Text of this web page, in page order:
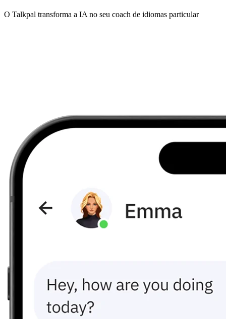
O Talkpal transforma a IA no seu coach de idiomas particular